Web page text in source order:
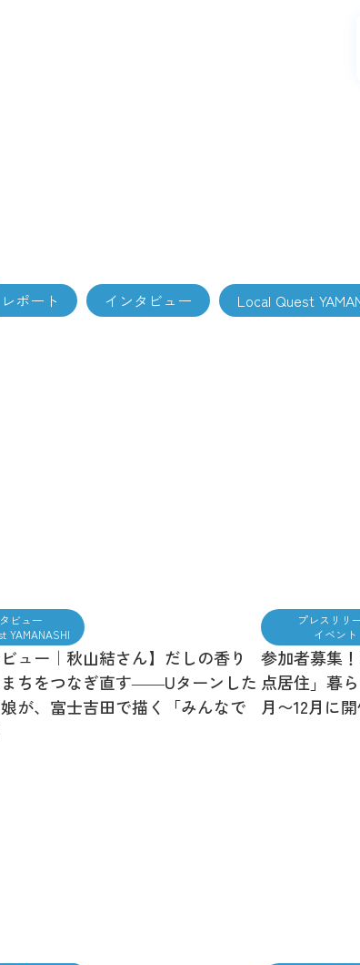
レポート インタビュー Local Quest
ビュー
YAMANASHI
ビュー｜秋山結さん】だしの香り
ちをつなぎ直す――Uターンした
が、富士吉田で描く「みんなで
プレスリリ
イベント
参加者募集
点居住」暮
月〜12月に